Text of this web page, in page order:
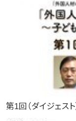
第1回（ダイジェスト